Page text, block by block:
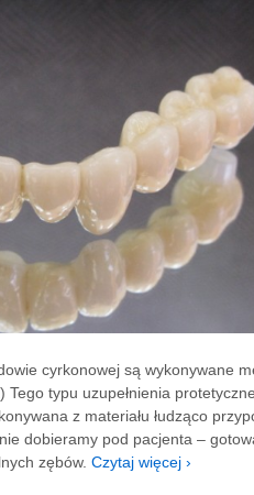
cyrkonowej są wykonywane
typu uzupełnienia
z materiału łudząco
dobieramy pod pacjenta –
zębów. Czytaj więcej ›